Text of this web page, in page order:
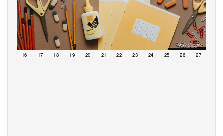
16 17 18 19 20 21 22 23 24 25 26 27